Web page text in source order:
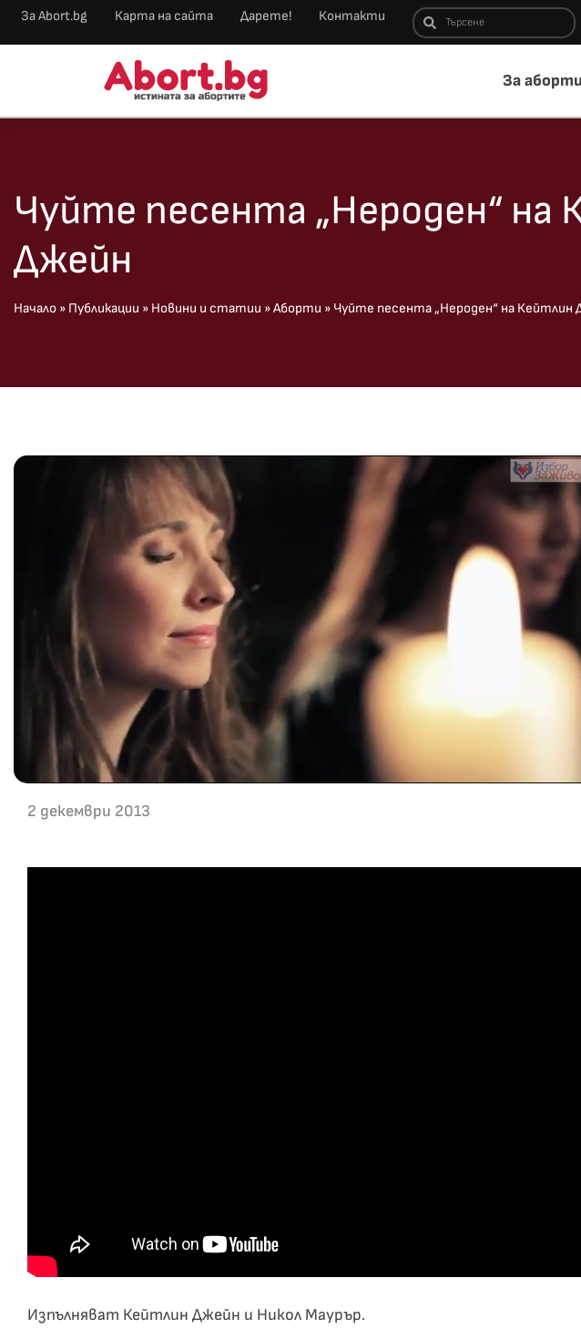
За Abort.bg Карта на сайта Дарете! Контакти
За
Чуйте песента „Нероден“ на
Джейн
Начало » Публикации » Новини и статии »Аборти » Чуйте песента „Нероден“ на Кейтлин
2 декември 2013
Изпълняват Кейтлин Джейн и Никол Маурър.